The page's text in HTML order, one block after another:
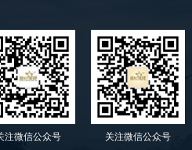
注微信公众号 关注微信公众号